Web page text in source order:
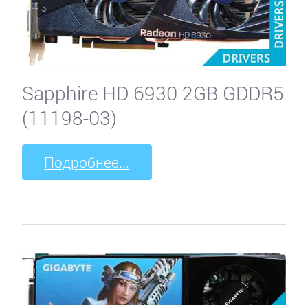
Sapphire HD 6930 2GB GDDR5
(11198-03)
Подробнее...